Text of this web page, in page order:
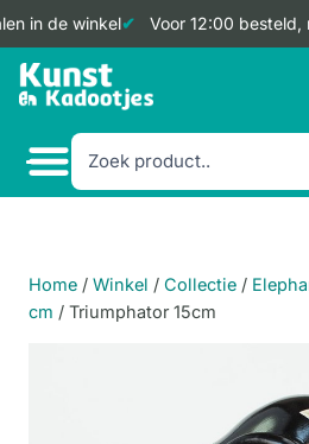
in de winkel Voor 12:00 besteld,
Doorgaan
naar
Home / Winkel / Collectie /
cm / Triumphator 15cm